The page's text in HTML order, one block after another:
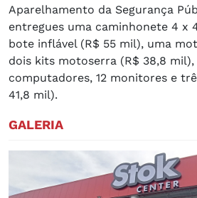
Aparelhamento da Segurança
entregues uma caminhonete 4 x
bote inflável (R$ 55 mil), uma
dois kits motoserra (R$ 38,8
computadores, 12 monitores e
41,8 mil).
GALERIA